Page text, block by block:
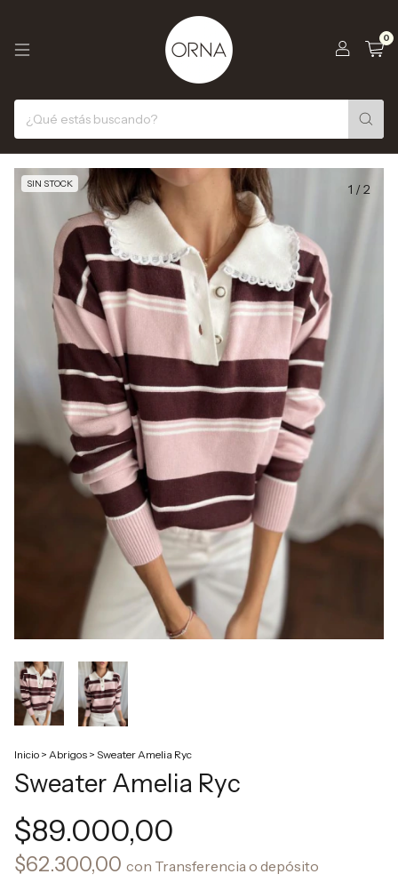
0
SIN STOCK 1 /2
Inicio > Abrigos > Sweater Amelia Ryc
Sweater Amelia Ryc
$89.000,00
$62.300,00 con Transferencia o depósito